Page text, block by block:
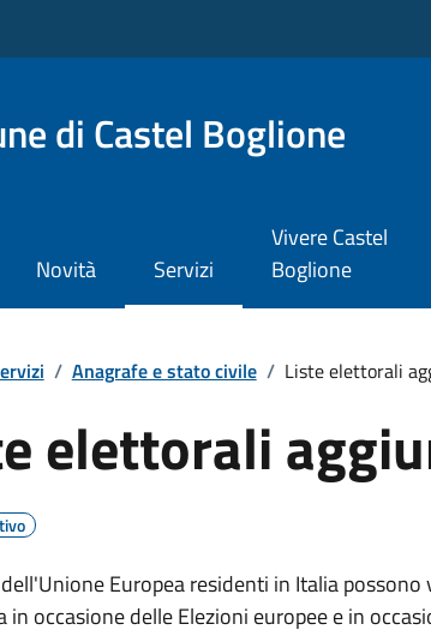
di Castel Boglione
Novità Servizi
Vivere Castel
Boglione
/ Anagrafe e stato civile / Liste elettorali
elettorali
Europea residenti in Italia possono
in occasione delle Elezioni europee e in